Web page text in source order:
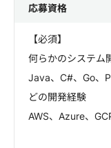
応募資格
【必須】
何らかのシステム
Java、C#、Go、
どの開発経験
AWS、Azure、